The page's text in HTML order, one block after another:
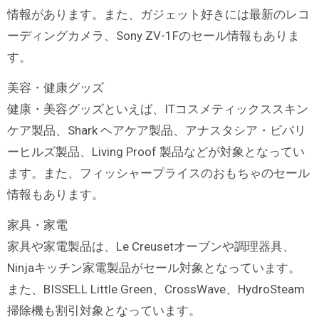
情報があります。また、ガジェット好きには最新のレコ
ーディングカメラ、Sony ZV-1Fのセール情報もありま
す。
美容・健康グッズ
健康・美容グッズといえば、ITコスメティックススキン
ケア製品、Shark ヘアケア製品、アナスタシア・ビバリ
ーヒルズ製品、Living Proof 製品などが対象となってい
ます。また、フィッシャープライスのおもちゃのセール
情報もあります。
家具・家電
家具や家電製品は、Le Creusetオーブンや調理器具、
Ninjaキッチン家電製品がセール対象となっています。
また、BISSELL Little Green、CrossWave、HydroSteam
掃除機も割引対象となっています。